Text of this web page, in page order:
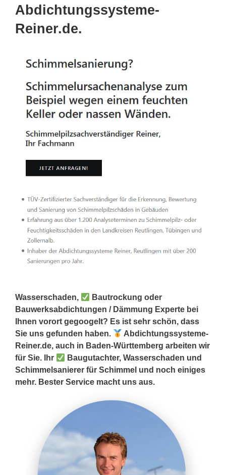
Abdichtungssysteme-
Reiner.de.
Wasserschaden,
Bautrockung oder
Bauwerksabdichtungen / Dämmung Experte bei
Ihnen vorort gegoogelt? Es ist sehr schön, dass
Sie uns gefunden haben.
Abdichtungssysteme-
Reiner.de, auch in Baden-Württemberg arbeiten wir
für Sie. Ihr
Baugutachter, Wasserschaden und
Schimmelsanierer für Schimmel und noch einiges
mehr. Bester Service macht uns aus.